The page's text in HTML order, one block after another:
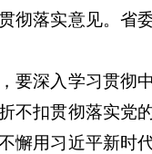
彻落实意见。省
要深入学习贯彻
不扣贯彻落实党
懈用习近平新时